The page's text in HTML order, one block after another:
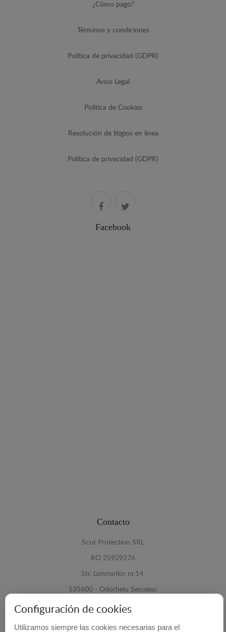
¿Cómo pago?
Términos y condiciones
Política de privacidad (GDPR)
Aviso Legal
Política de Cookies
Resolución de litigios en línea
Política de privacidad (GDPR)
Facebook
Contacto
Scut Protection SRL
RO 25929276
Str. Lemnarilor nr.14.
535600 - Odorheiu Secuiesc
Harghita, Romania
E-mail: info@cubrecarter.com
Configuración de cookies
Utilizamos siempre las cookies necesarias para el